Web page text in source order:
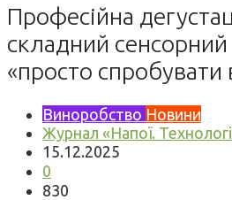
Професійна
складний сенсорний
«просто спробувати
Виноробство Новини
Журнал «Напої.
15.12.2025
0
830